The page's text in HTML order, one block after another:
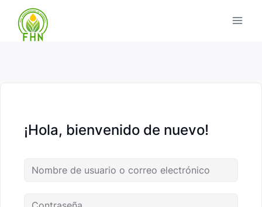
¡Hola, bienvenido de nuevo!